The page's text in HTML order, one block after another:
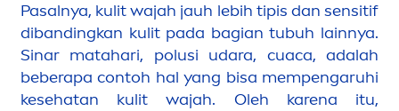
Pasalnya, kulit wajah jauh lebih tipis dan sensitif
dibandingkan kulit pada bagian tubuh lainnya.
Sinar matahari, polusi udara, cuaca, adalah
beberapa contoh hal yang bisa mempengaruhi
kesehatan kulit wajah. Oleh karena itu,